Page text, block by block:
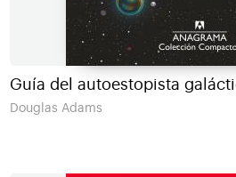
Guía del autoestopista
Douglas Adams